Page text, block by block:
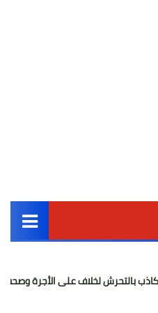
أخبار مصر
لخلاف على الأجرة وصحفية وهمية